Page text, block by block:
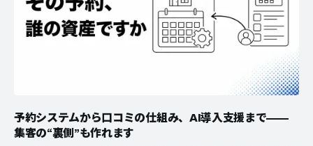
予約システムから口コミの仕組み、AI導入支援まで——
集客の“裏側”も作れます